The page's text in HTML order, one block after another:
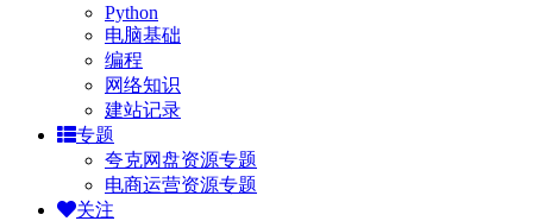
Python
电脑基础
编程
网络知识
建站记录
专题
夸克网盘资源专题
电商运营资源专题
关注